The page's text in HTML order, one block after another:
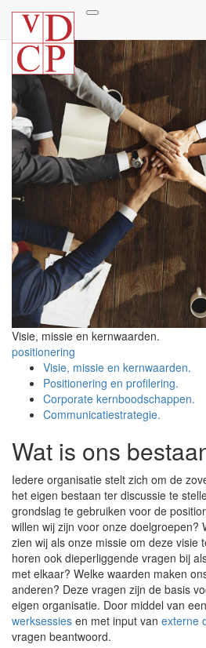
Visie, missie en kernwaarden.
positionering
Visie, missie en kernwaarden.
Positionering en profilering.
Corporate kernboodschappen.
Communicatiestrategie.
Wat is ons
Iedere organisatie stelt zich om de
het eigen bestaan ter discussie te
grondslag te gebruiken voor de
willen wij zijn voor onze doelgroepen?
zien wij als onze missie om deze visie
horen ook dieperliggende vragen bij
met elkaar? Welke waarden maken
anderen? Deze vragen zijn de basis
eigen organisatie. Door middel van
werksessies en met input van externe
vragen beantwoord.